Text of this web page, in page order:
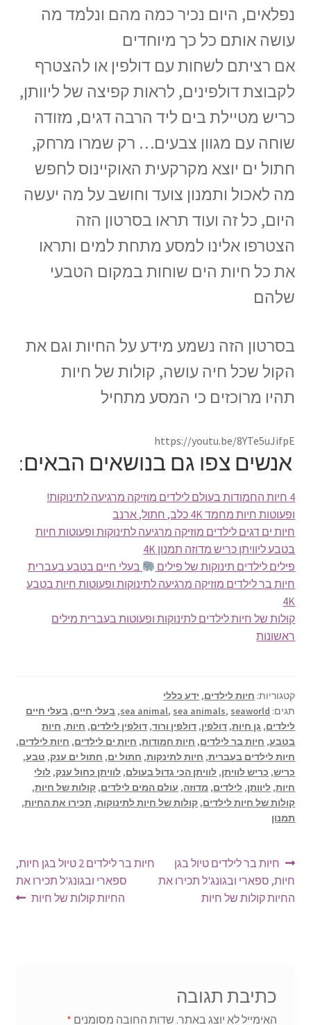
נפלאים, היום נכיר כמה מהם ונלמד מה
עושה אותם כל כך מיוחדים
אם רציתם לשחות עם דולפין או להצטרף
לקבוצת דולפינים, לראות קפיצה של ליוותן,
כריש מטיילת בים ליד הרבה דגים, מזודה
שוחה עם מגוון צבעים… רק שמרו מרחק,
חתול ים יוצא מקרקעית האוקיינוס לחפש
מה לאכול ותמנון צועד וחושב על מה יעשה
היום, כל זה ועוד תראו בסרטון הזה
הצטרפו אלינו למסע מתחת למים ותראו
את כל חיות הים שוחות במקום הטבעי
שלהם
בסרטון הזה נשמע מידע על החיות וגם את
הקול שכל חיה עושה, קולות של חיות
תהיו מרוכזים כי המסע מתחיל
https://youtu.be/8YTe5uJifpE
אנשים צפו גם בנושאים הבאים:
4 חיות החמודות בעולם לילדים מוזיקה מרגיעה לתינוקות!
ופעוטות חיות מחמד 4K כלב, חתול, ארנב
חיות ים דגים לילדים מוזיקה מרגיעה לתינוקות ופעוטות חיות
בטבע ליוויתן כריש מדוזה תמנון 4K
פילים לילדים תינוקות של פילים
בעלי חיים בטבע בעברית
חיות בר לילדים מוזיקה מרגיעה לתינוקות ופעוטות חיות בטבע
4K
קולות של חיות לילדים לתינוקות ופעוטות בעברית מילים
ראשונות
קטגוריות: חיות לילדים, ידע כללי
תגים:
sea animal, sea animals, seaworld
, בעלי חיים, בעלי חיים
לילדים, גן חיות, דולפין, דולפין ורוד, דולפין לילדים, חיות, חיות
בטבע, חיות בר לילדים, חיות חמודות, חיות ים לילדים, חיות לילדים,
חיות לילדים בעברית, חיות לתינקות, חתול ים, חתול ים ענק, טבע,
כריש, כריש לוויתן, לוויתן הכי גדול בעולם, לוויתן כחול ענק, לולי
חיות, ליוותן, לילדים, מדוזה, עולם המים לילדים, קולות של חיות,
קולות של חיות לילדים, קולות של חיות לתינוקות, תכירו את החיות,
תמנון
ניווט
הפוסט
הקודם:
חיות בר לילדים טיול בגן
חיות, ספארי ובגונג'ל תכירו את
החיות קולות של חיות
הפוסט
חיות בר לילדים 2 טיול בגן חיות,
ספארי ובגונג'ל תכירו את
החיות קולות של חיות
כתיבת תגובה
האימייל לא יוצג באתר. שדות החובה מסומנים *